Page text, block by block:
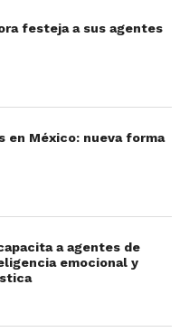
festeja a sus agentes
en México: nueva forma
a agentes de
emocional y